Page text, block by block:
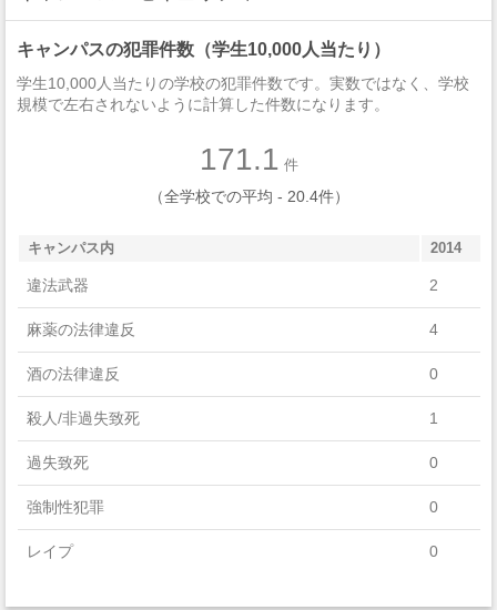
Public Administration And Social Service Professions
Social Sciences
Computer And Information Sciences And Support Services
キャンパスの犯罪件数（学生10,000人当たり）
学生10,000人当たりの学校の犯罪件数です。実数ではなく、学校
規模で左右されないように計算した件数になります。
171.1 件
（全学校での平均 - 20.4件）
キャンパス内 2014
違法武器 2
麻薬の法律違反 4
酒の法律違反 0
殺人/非過失致死 1
過失致死 0
強制性犯罪 0
レイプ 0